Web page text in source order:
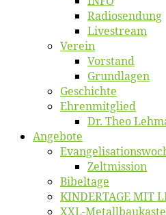
Ra­dio­sen­dung
Live­stream
Ver­ein
Vor­stand
Grund­la­gen
Ge­schich­te
Eh­ren­mit­glied
Dr. Theo
An­ge­bo­te
Zelt­mis­si­on
Bi­bel­ta­ge
KINDERTAGE MIT
XXL-